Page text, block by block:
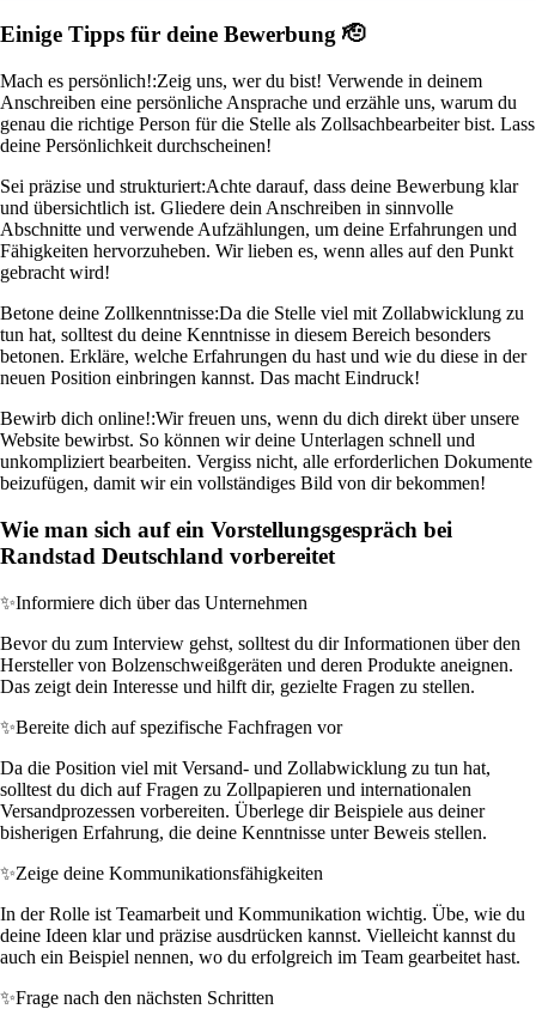
Einige Tipps für deine Bewerbung 🫡
Mach es persönlich!:Zeig uns, wer du bist! Verwende in deinem
Anschreiben eine persönliche Ansprache und erzähle uns, warum du
genau die richtige Person für die Stelle als Zollsachbearbeiter bist. Lass
deine Persönlichkeit durchscheinen!
Sei präzise und strukturiert:Achte darauf, dass deine Bewerbung klar
und übersichtlich ist. Gliedere dein Anschreiben in sinnvolle
Abschnitte und verwende Aufzählungen, um deine Erfahrungen und
Fähigkeiten hervorzuheben. Wir lieben es, wenn alles auf den Punkt
gebracht wird!
Betone deine Zollkenntnisse:Da die Stelle viel mit Zollabwicklung zu
tun hat, solltest du deine Kenntnisse in diesem Bereich besonders
betonen. Erkläre, welche Erfahrungen du hast und wie du diese in der
neuen Position einbringen kannst. Das macht Eindruck!
Bewirb dich online!:Wir freuen uns, wenn du dich direkt über unsere
Website bewirbst. So können wir deine Unterlagen schnell und
unkompliziert bearbeiten. Vergiss nicht, alle erforderlichen Dokumente
beizufügen, damit wir ein vollständiges Bild von dir bekommen!
Wie man sich auf ein Vorstellungsgespräch bei
Randstad Deutschland vorbereitet
✨Informiere dich über das Unternehmen
Bevor du zum Interview gehst, solltest du dir Informationen über den
Hersteller von Bolzenschweißgeräten und deren Produkte aneignen.
Das zeigt dein Interesse und hilft dir, gezielte Fragen zu stellen.
✨Bereite dich auf spezifische Fachfragen vor
Da die Position viel mit Versand- und Zollabwicklung zu tun hat,
solltest du dich auf Fragen zu Zollpapieren und internationalen
Versandprozessen vorbereiten. Überlege dir Beispiele aus deiner
bisherigen Erfahrung, die deine Kenntnisse unter Beweis stellen.
✨Zeige deine Kommunikationsfähigkeiten
In der Rolle ist Teamarbeit und Kommunikation wichtig. Übe, wie du
deine Ideen klar und präzise ausdrücken kannst. Vielleicht kannst du
auch ein Beispiel nennen, wo du erfolgreich im Team gearbeitet hast.
✨Frage nach den nächsten Schritten